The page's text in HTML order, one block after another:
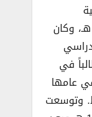
بمحافظة جدة في العام 1416 هـ، وكان
الدراسي
بعدد طلاب بلغ 88 طالباً في
عامها
وتوسعت